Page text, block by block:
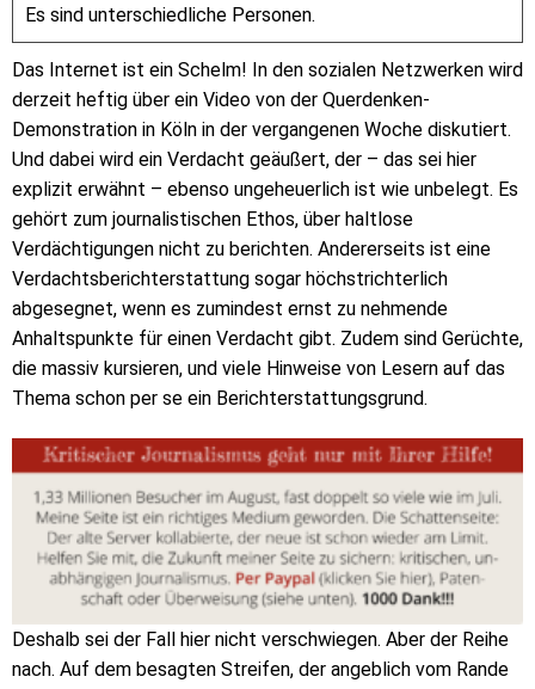
Es sind unterschiedliche Personen.
Das Internet ist ein Schelm! In den sozialen Netzwerken wird
derzeit heftig über ein Video von der Querdenken-
Demonstration in Köln in der vergangenen Woche diskutiert.
Und dabei wird ein Verdacht geäußert, der – das sei hier
explizit erwähnt – ebenso ungeheuerlich ist wie unbelegt. Es
gehört zum journalistischen Ethos, über haltlose
Verdächtigungen nicht zu berichten. Andererseits ist eine
Verdachtsberichterstattung sogar höchstrichterlich
abgesegnet, wenn es zumindest ernst zu nehmende
Anhaltspunkte für einen Verdacht gibt. Zudem sind Gerüchte,
die massiv kursieren, und viele Hinweise von Lesern auf das
Thema schon per se ein Berichterstattungsgrund.
Deshalb sei der Fall hier nicht verschwiegen. Aber der Reihe
nach. Auf dem besagten Streifen, der angeblich vom Rande